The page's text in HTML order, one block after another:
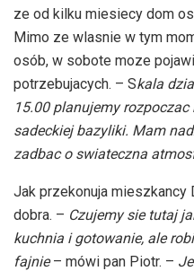
ze od kilku miesiecy dom
Mimo ze wlasnie w tym
osób, w sobote moze
potrzebujacych. – Skala
15.00 planujemy
sadeckiej bazyliki. Mam
zadbac o swiateczna
Jak przekonuja
dobra. – Czujemy sie tutaj
kuchnia i gotowanie, ale
fajnie– mówi pan Piotr. –